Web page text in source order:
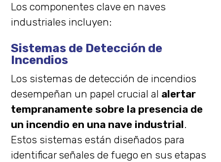
Los componentes clave en naves
industriales incluyen:
Sistemas de Detección de
Incendios
Los sistemas de detección de incendios
desempeñan un papel crucial al alertar
tempranamente sobre la presencia de
un incendio en una nave industrial.
Estos sistemas están diseñados para
identificar señales de fuego en sus etapas